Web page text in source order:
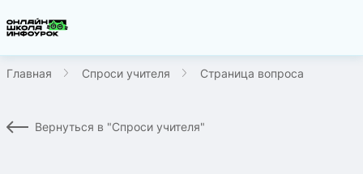
Главная Спроси учителя Страница вопроса
Вернуться в "Спроси учителя"